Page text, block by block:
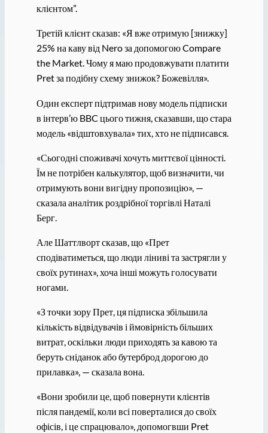
клієнтом”.
Третій клієнт сказав: «Я вже отримую [знижку]
25% на каву від Nero за допомогою Compare
the Market. Чому я маю продовжувати платити
Pret за подібну схему знижок? Божевілля».
Один експерт підтримав нову модель підписки
в інтерв’ю BBC цього тижня, сказавши, що стара
модель «відштовхувала» тих, хто не підписався.
«Сьогодні споживачі хочуть миттєвої цінності.
Їм не потрібен калькулятор, щоб визначити, чи
отримують вони вигідну пропозицію», —
сказала аналітик роздрібної торгівлі Наталі
Берг.
Але Шаттлворт сказав, що «Прет
сподіватиметься, що люди ліниві та застрягли у
своїх рутинах», хоча інші можуть голосувати
ногами.
«З точки зору Прет, ця підписка збільшила
кількість відвідувачів і ймовірність більших
витрат, оскільки люди приходять за кавою та
беруть сніданок або бутерброд дорогою до
прилавка», — сказала вона.
«Вони зробили це, щоб повернути клієнтів
після пандемії, коли всі поверталися до своїх
офісів, і це спрацювало», допомогвши Pret